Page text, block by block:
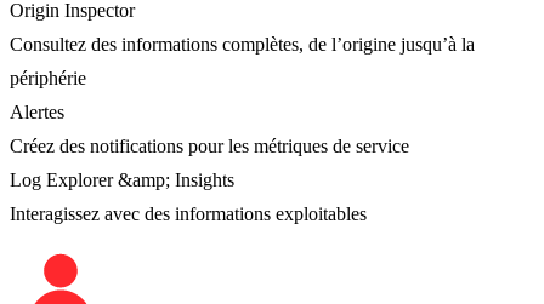
Origin Inspector
Consultez des informations complètes, de l’origine jusqu’à la
périphérie
Alertes
Créez des notifications pour les métriques de service
Log Explorer &amp; Insights
Interagissez avec des informations exploitables